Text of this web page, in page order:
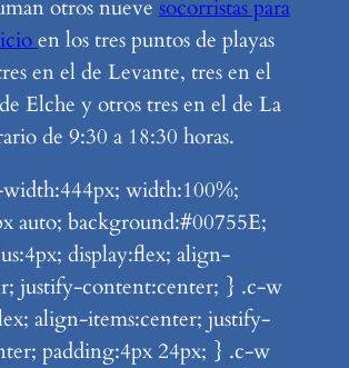
otros nueve socorristas para
en los tres puntos de playas
en el de Levante, tres en el
Elche y otros tres en el de La
de 9:30 a 18:30 horas.
width:100%;
auto; background:#00755E;
display:flex; align-
justify-content:center; } .c-w
align-items:center; justify-
padding:4px 24px; } .c-w